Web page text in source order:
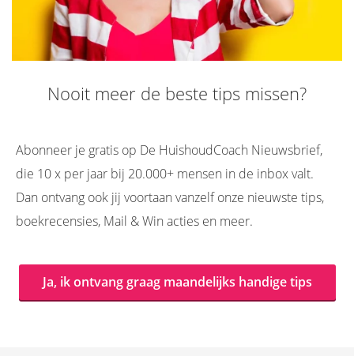
Nooit meer de beste tips missen?
Abonneer je gratis op De HuishoudCoach Nieuwsbrief,
die 10 x per jaar bij 20.000+ mensen in de inbox valt.
Dan ontvang ook jij voortaan vanzelf onze nieuwste tips,
boekrecensies, Mail & Win acties en meer.
Ja, ik ontvang graag maandelijks handige tips